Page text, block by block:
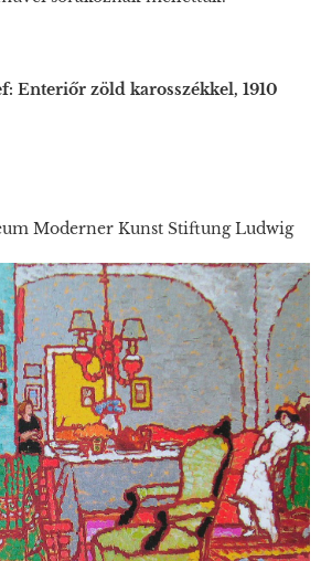
Enteriőr zöld karosszékkel, 1910
Moderner Kunst Stiftung Ludwig